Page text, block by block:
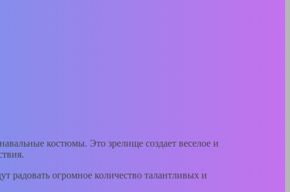
костюмы. Это зрелище создает веселое и
радовать огромное количество талантливых и